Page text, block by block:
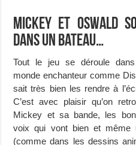
Mickey et Oswald
dans un bateau…
Tout le jeu se déroule
monde enchanteur comme
sait très bien les rendre à
C’est avec plaisir qu’on
Mickey et sa bande, les
voix qui vont bien et même
(comme dans les dessins